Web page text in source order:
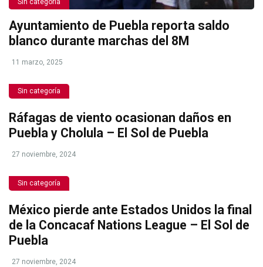
Sin categoría
Ayuntamiento de Puebla reporta saldo
blanco durante marchas del 8M
11 marzo, 2025
Sin categoría
Ráfagas de viento ocasionan daños en
Puebla y Cholula – El Sol de Puebla
27 noviembre, 2024
Sin categoría
México pierde ante Estados Unidos la final
de la Concacaf Nations League – El Sol de
Puebla
27 noviembre, 2024